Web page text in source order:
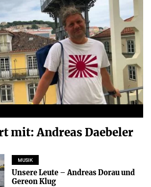
mit: Andreas Daebeler
MUSIK
Unsere Leute – Andreas Dorau und
Gereon Klug